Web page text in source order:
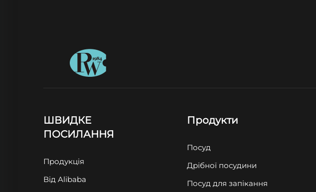
ШВИДКЕ
ПОСИЛАННЯ
Продукція
Від Alibaba
Продукти
Посуд
Дрібної посудини
Посуд для запікання